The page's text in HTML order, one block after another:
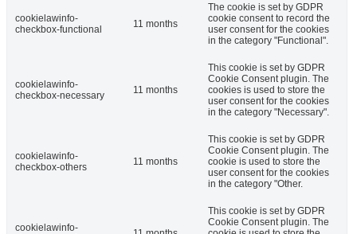
cookielawinfo-
checkbox-functional
11 months
The cookie is set by GDPR
cookie consent to record the
user consent for the cookies
in the category "Functional".
cookielawinfo-
checkbox-necessary
11 months
This cookie is set by GDPR
Cookie Consent plugin. The
cookies is used to store the
user consent for the cookies
in the category "Necessary".
cookielawinfo-
checkbox-others
11 months
This cookie is set by GDPR
Cookie Consent plugin. The
cookie is used to store the
user consent for the cookies
in the category "Other.
cookielawinfo-
This cookie is set by GDPR
Cookie Consent plugin. The